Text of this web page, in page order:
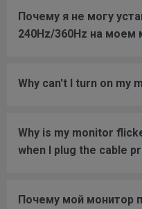
Почему я не могу
240Hz/360Hz на моем
Why can't I turn on my
Why is my monitor
when I plug the cable
Почему мой монитор